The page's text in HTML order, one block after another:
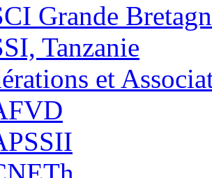
Grande
Tanzanie
et